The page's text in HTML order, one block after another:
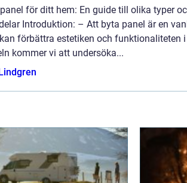
för ditt hem: En guide till olika typer
Introduktion: – Att byta panel är en
förbättra estetiken och funktionaliteten
kommer vi att undersöka...